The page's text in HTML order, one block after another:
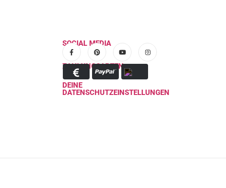
SOCIAL MEDIA
ZAHLUNGSARTEN
DEINE
DATENSCHUTZEINSTELLUNGEN